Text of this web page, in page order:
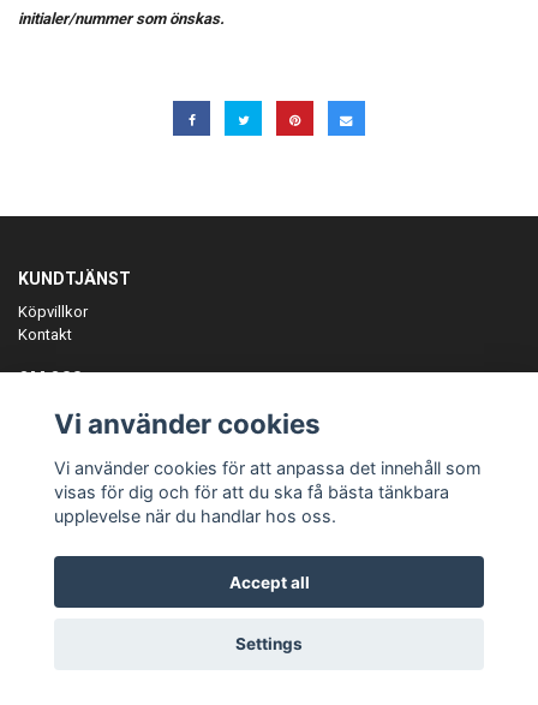
initialer/nummer som önskas.
KUNDTJÄNST
Köpvillkor
Kontakt
OM OSS
ANMÄL DIG TILL VÅRT NYHETSBREV
Prenumerera
© Copyright Teamgear
Vi använder cookies
Vi använder cookies för att anpassa det innehåll som
visas för dig och för att du ska få bästa tänkbara
upplevelse när du handlar hos oss.
Accept all
Settings